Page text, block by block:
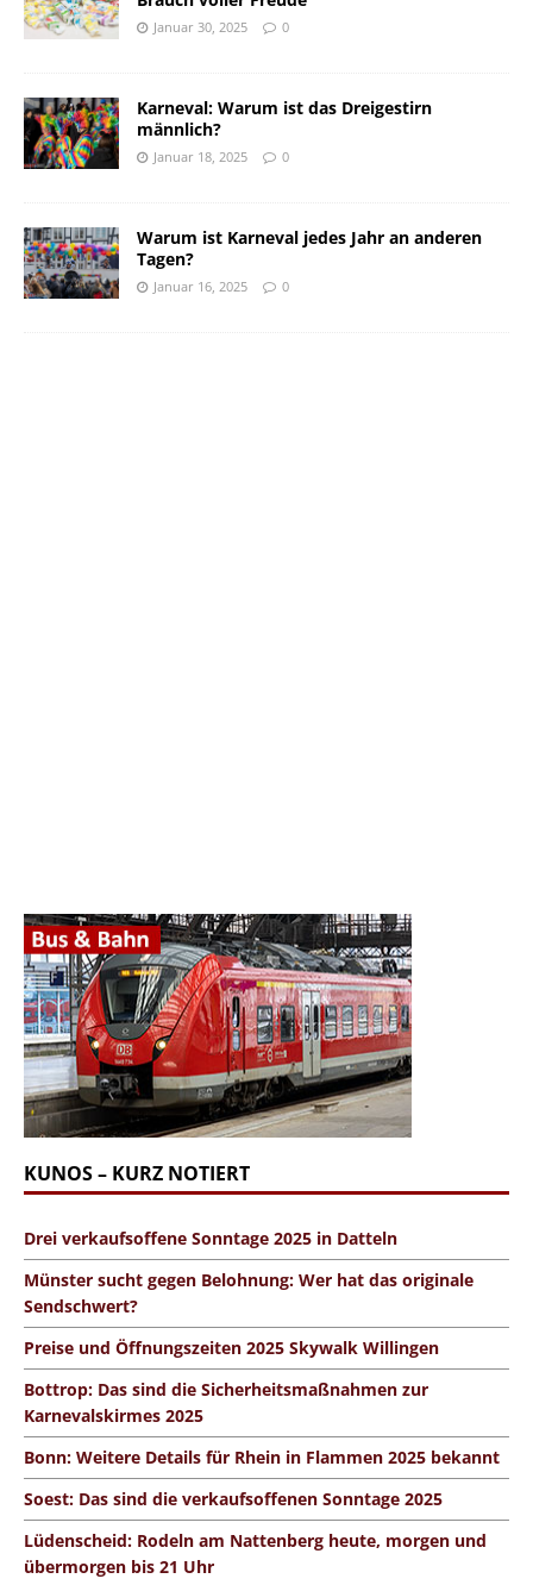
Januar 30, 2025 0
Karneval: Warum ist das Dreigestirn
männlich?
Januar 18, 2025 0
Warum ist Karneval jedes Jahr an anderen
Tagen?
Januar 16, 2025 0
KUNOS – KURZ NOTIERT
Drei verkaufsoffene Sonntage 2025 in Datteln
Münster sucht gegen Belohnung: Wer hat das originale
Sendschwert?
Preise und Öffnungszeiten 2025 Skywalk Willingen
Bottrop: Das sind die Sicherheitsmaßnahmen zur
Karnevalskirmes 2025
Bonn: Weitere Details für Rhein in Flammen 2025 bekannt
Soest: Das sind die verkaufsoffenen Sonntage 2025
Lüdenscheid: Rodeln am Nattenberg heute, morgen und
übermorgen bis 21 Uhr